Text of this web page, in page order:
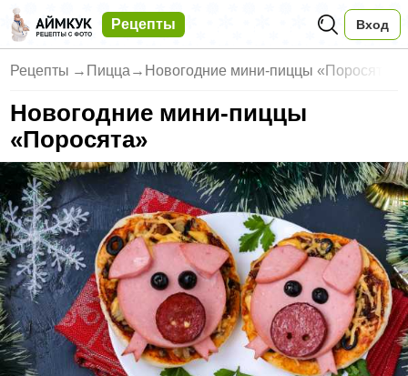
Рецепты Вход
Рецепты → Пицца → Новогодние мини-пиццы «Поросят
Новогодние мини-пиццы
«Поросята»